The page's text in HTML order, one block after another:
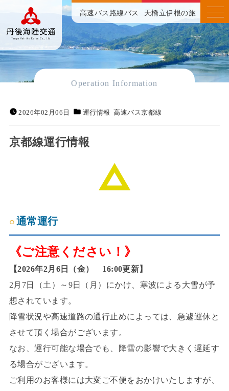
高速バス 路線バス 天橋立伊根の旅
Operation Information
2026年02月06日 運行情報 高速バス京都線
京都線運行情報
通常運行
《ご注意ください！》
【2026年2月6日（金） 16:00更新】
2月7日（土）～9日（月）にかけ、寒波による大雪が予
想されています。
降雪状況や高速道路の通行止めによっては、急遽運休と
させて頂く場合がございます。
なお、運行可能な場合でも、降雪の影響で大きく遅延す
る場合がございます。
ご利用のお客様には大変ご不便をおかけいたしますが、